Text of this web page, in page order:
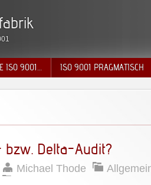
ISO 9001… ISO 9001 PRAGMATISCH
bzw. Delta-Audit?
Michael Thode